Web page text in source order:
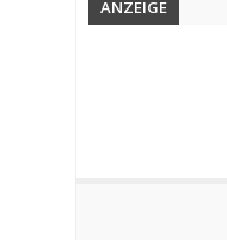
ANZEIGE